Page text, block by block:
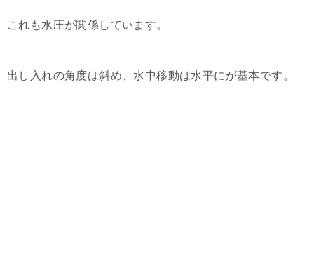
これも水圧が関係しています。
出し入れの角度は斜め、水中移動は水平にが基本です。